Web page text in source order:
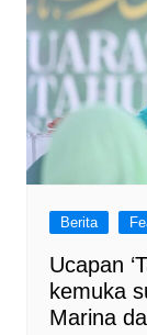
Berita
Ucapan
kemuka
Marina